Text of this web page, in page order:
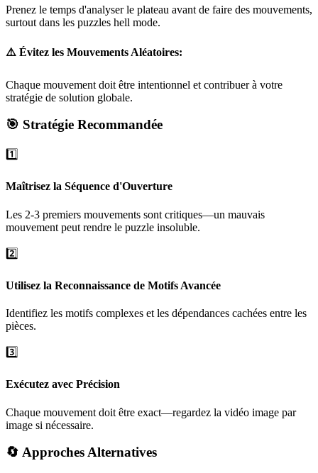
Prenez le temps d'analyser le plateau avant de faire des mouvements,
surtout dans les puzzles hell mode.
⚠️ Évitez les Mouvements Aléatoires:
Chaque mouvement doit être intentionnel et contribuer à votre
stratégie de solution globale.
🎯 Stratégie Recommandée
1️⃣
Maîtrisez la Séquence d'Ouverture
Les 2-3 premiers mouvements sont critiques—un mauvais
mouvement peut rendre le puzzle insoluble.
2️⃣
Utilisez la Reconnaissance de Motifs Avancée
Identifiez les motifs complexes et les dépendances cachées entre les
pièces.
3️⃣
Exécutez avec Précision
Chaque mouvement doit être exact—regardez la vidéo image par
image si nécessaire.
🔄 Approches Alternatives